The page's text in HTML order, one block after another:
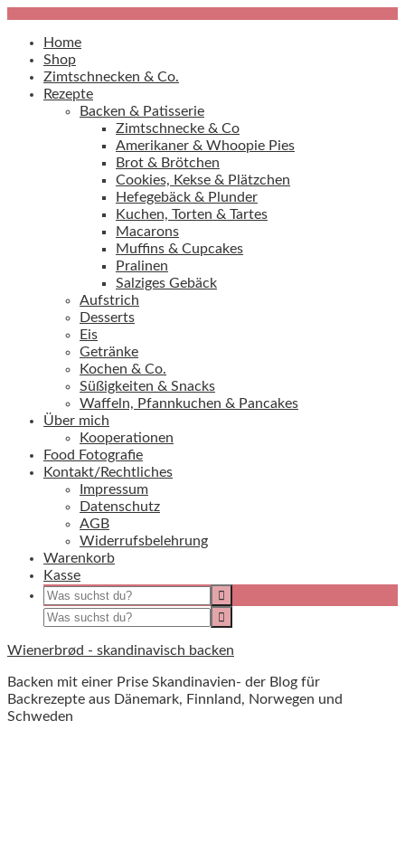
Home
Shop
Zimtschnecken & Co.
Rezepte
Backen & Patisserie
Zimtschnecke & Co
Amerikaner & Whoopie Pies
Brot & Brötchen
Cookies, Kekse & Plätzchen
Hefegebäck & Plunder
Kuchen, Torten & Tartes
Macarons
Muffins & Cupcakes
Pralinen
Salziges Gebäck
Aufstrich
Desserts
Eis
Getränke
Kochen & Co.
Süßigkeiten & Snacks
Waffeln, Pfannkuchen & Pancakes
Über mich
Kooperationen
Food Fotografie
Kontakt/Rechtliches
Impressum
Datenschutz
AGB
Widerrufsbelehrung
Warenkorb
Kasse
Wienerbrød - skandinavisch backen
Backen mit einer Prise Skandinavien- der Blog für
Backrezepte aus Dänemark, Finnland, Norwegen und
Schweden